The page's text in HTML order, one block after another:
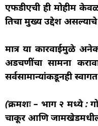
एफडीएची ही मोहीम
तिचा मुख्य उद्देश
मात्र या कारवाईमुळे
अडचणींचा सामना
सर्वसामान्यांकडूनही
(क्रमशः – भाग २ मध्ये :
चाकूर आणि